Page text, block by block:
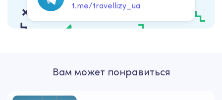
t.me/travellizy_ua
Вам может понравиться